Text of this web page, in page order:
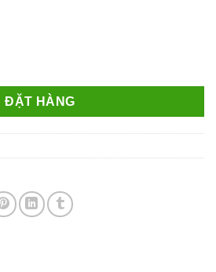
nội thất view biển cực đẹp số lượng
ĐẶT HÀNG